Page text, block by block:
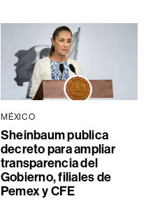
MÉXICO
Sheinbaum publica
decreto para ampliar
transparencia del
Gobierno, filiales de
Pemex y CFE